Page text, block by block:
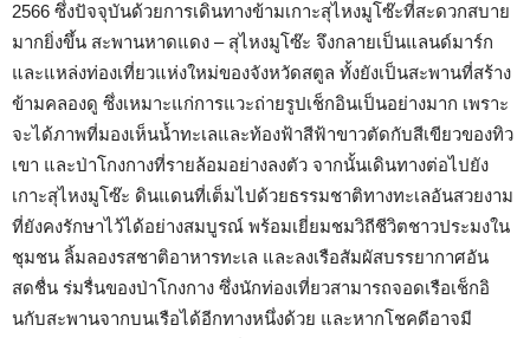
2566 ซึ่งปัจจุบันด้วยการเดินทางข้ามเกาะสุไหงมูโซ๊ะที่สะดวกสบาย
มากยิ่งขึ้น สะพานหาดแดง – สุไหงมูโซ๊ะ จึงกลายเป็นแลนด์มาร์ก
และแหล่งท่องเที่ยวแห่งใหม่ของจังหวัดสตูล ทั้งยังเป็นสะพานที่สร้าง
ข้ามคลองดู ซึ่งเหมาะแก่การแวะถ่ายรูปเช็กอินเป็นอย่างมาก เพราะ
จะได้ภาพที่มองเห็นน้ำทะเลและท้องฟ้าสีฟ้าขาวตัดกับสีเขียวของทิว
เขา และป่าโกงกางที่รายล้อมอย่างลงตัว จากนั้นเดินทางต่อไปยัง
เกาะสุไหงมูโซ๊ะ ดินแดนที่เต็มไปด้วยธรรมชาติทางทะเลอันสวยงาม
ที่ยังคงรักษาไว้ได้อย่างสมบูรณ์ พร้อมเยี่ยมชมวิถีชีวิตชาวประมงใน
ชุมชน ลิ้มลองรสชาติอาหารทะเล และลงเรือสัมผัสบรรยากาศอัน
สดชื่น ร่มรื่นของป่าโกงกาง ซึ่งนักท่องเที่ยวสามารถจอดเรือเช็กอิ
นกับสะพานจากบนเรือได้อีกทางหนึ่งด้วย และหากโชคดีอาจมี